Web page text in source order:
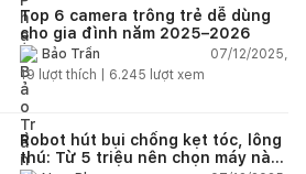
Top 6 camera trông trẻ dễ dùng
cho gia đình năm 2025–2026
Bảo Trần
07/12/2025,
19 lượt thích | 6.245 lượt xem
Robot hút bụi chống kẹt tóc, lông
thú: Từ 5 triệu nên chọn máy nào